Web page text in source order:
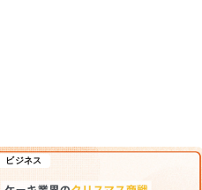
ビジネス